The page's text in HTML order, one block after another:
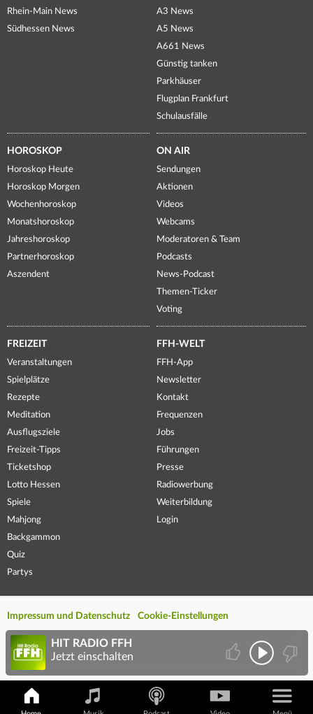
Rhein-Main News
Südhessen News
A3 News
A5 News
A661 News
Günstig tanken
Parkhäuser
Flugplan Frankfurt
Schulausfälle
HOROSKOP
Horoskop Heute
Horoskop Morgen
Wochenhoroskop
Monatshoroskop
Jahreshoroskop
Partnerhoroskop
Aszendent
ON AIR
Sendungen
Aktionen
Videos
Webcams
Moderatoren & Team
Podcasts
News-Podcast
Themen-Ticker
Voting
FREIZEIT
Veranstaltungen
Spielplätze
Rezepte
Meditation
Ausflugsziele
Freizeit-Tipps
Ticketshop
Lotto Hessen
Spiele
Mahjong
Backgammon
Quiz
Partys
FFH-WELT
FFH-App
Newsletter
Kontakt
Frequenzen
Jobs
Führungen
Presse
Radiowerbung
Weiterbildung
Login
Impressum und Datenschutz Cookie-Einstellungen
HIT RADIO FFH
Jetzt einschalten